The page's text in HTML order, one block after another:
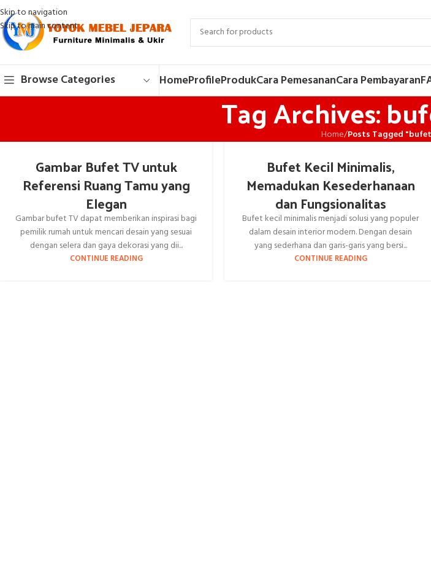
Skip to navigation
Skip to main content
Browse Categories HomeProfileProdukCara PemesananCara Pembayaran
Tag Archives:
Home/Posts Tagged
Gambar Bufet TV untuk
Referensi Ruang Tamu yang
Elegan
Gambar bufet TV dapat memberikan inspirasi bagi
pemilik rumah untuk mencari desain yang sesuai
dengan selera dan gaya dekorasi yang dii...
CONTINUE READING
Bufet Kecil Minimalis,
Memadukan Kesederhanaan
dan Fungsionalitas
Bufet kecil minimalis menjadi solusi yang populer
dalam desain interior modern. Dengan desain
yang sederhana dan garis-garis yang bersi...
CONTINUE READING